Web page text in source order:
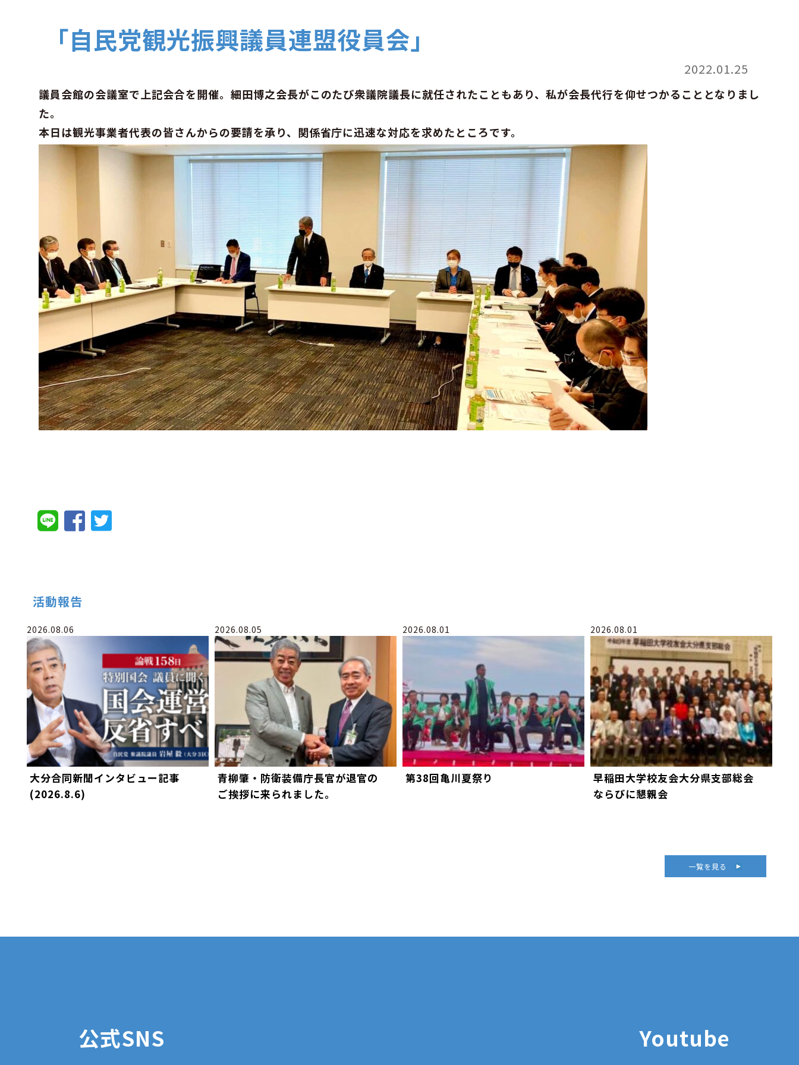
「自民党観光振興議員連盟役員会」
2022.01.25
議員会館の会議室で上記会合を開催。細田博之会長がこのたび衆議院議長に就任されたこともあり、私が会長代行を仰せつかることとなりまし
た。
本日は観光事業者代表の皆さんからの要請を承り、関係省庁に迅速な対応を求めたところです。
活動報告
2026.08.06
大分合同新聞インタビュー記事
(2026.8.6)
2026.08.05
青柳肇・防衛装備庁長官が退官の
ご挨拶に来られました。
2026.08.01
第38回亀川夏祭り
2026.08.01
早稲田大学校友会大分県支部総会
ならびに懇親会
一覧を見る
公式SNS Youtube